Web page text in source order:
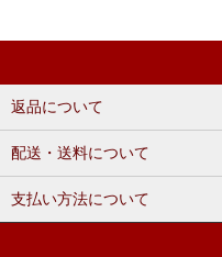
返品について
配送・送料について
支払い方法について